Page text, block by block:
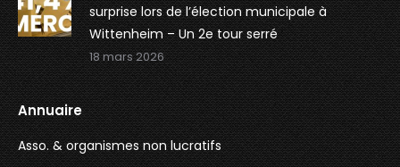
surprise lors de l’élection municipale à
Wittenheim – Un 2e tour serré
18 mars 2026
Annuaire
Asso. & organismes non lucratifs